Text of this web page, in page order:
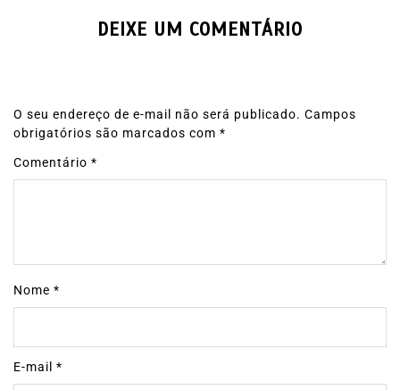
DEIXE UM COMENTÁRIO
O seu endereço de e-mail não será publicado. Campos
obrigatórios são marcados com *
Comentário *
Nome *
E-mail *